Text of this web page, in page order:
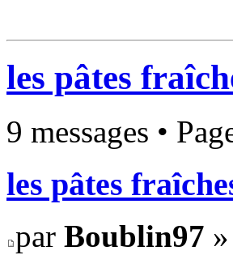
les pâtes
9 messages •
les pâtes
par Boublin97